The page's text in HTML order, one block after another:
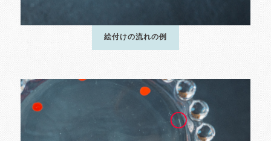
絵付けの流れの例